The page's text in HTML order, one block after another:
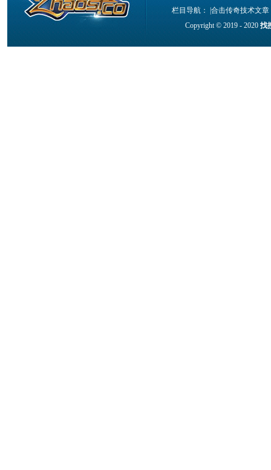
栏目导航： |合击传奇技术文章
Copyright © 2019 - 2020找